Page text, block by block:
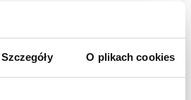
Szczegóły O plikach cookies
TECHNICZNA:
R15K HRU
Styl